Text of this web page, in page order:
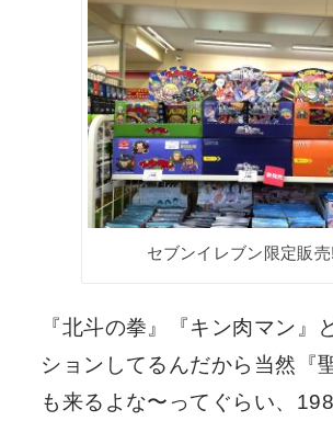
セブンイレブン限定販
『北斗の拳』『キン肉マン』
ションしてるんだから当然『
も来るよな〜ってぐらい、